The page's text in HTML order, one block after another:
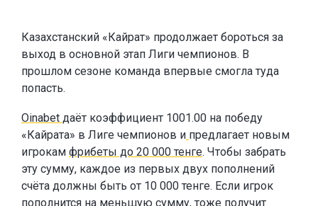
Казахстанский «Кайрат» продолжает бороться за
выход в основной этап Лиги чемпионов. В
прошлом сезоне команда впервые смогла туда
попасть.
Oinabet даёт коэффициент 1001.00 на победу
«Кайрата» в Лиге чемпионов и предлагает новым
игрокам фрибеты до 20 000 тенге. Чтобы забрать
эту сумму, каждое из первых двух пополнений
счёта должны быть от 10 000 тенге. Если игрок
пополнится на меньшую сумму, тоже получит